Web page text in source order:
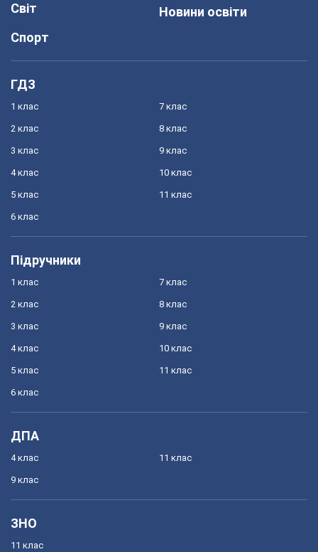
Світ
Спорт
Новини освіти
ГДЗ
1 клас
2 клас
3 клас
4 клас
5 клас
6 клас
7 клас
8 клас
9 клас
10 клас
11 клас
Підручники
1 клас
2 клас
3 клас
4 клас
5 клас
6 клас
7 клас
8 клас
9 клас
10 клас
11 клас
ДПА
4 клас
9 клас
11 клас
ЗНО
11 клас